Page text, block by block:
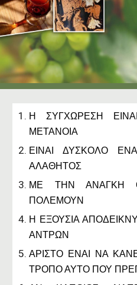
Η ΣΥΓΧΩΡΕΣΗ
ΜΕΤΑΝΟΙΑ
ΕΙΝΑΙ ΔΥΣΚΟΛΟ
ΑΛΑΘΗΤΟΣ
ΜΕ ΤΗΝ ΑΝΑΓΚΗ
ΠΟΛΕΜΟΥΝ
Η ΕΞΟΥΣΙΑ
ΑΝΤΡΩΝ
ΑΡΙΣΤΟ ΕΝΑΙ ΝΑ
ΤΡΟΠΟ ΑΥΤΟ ΠΟΥ